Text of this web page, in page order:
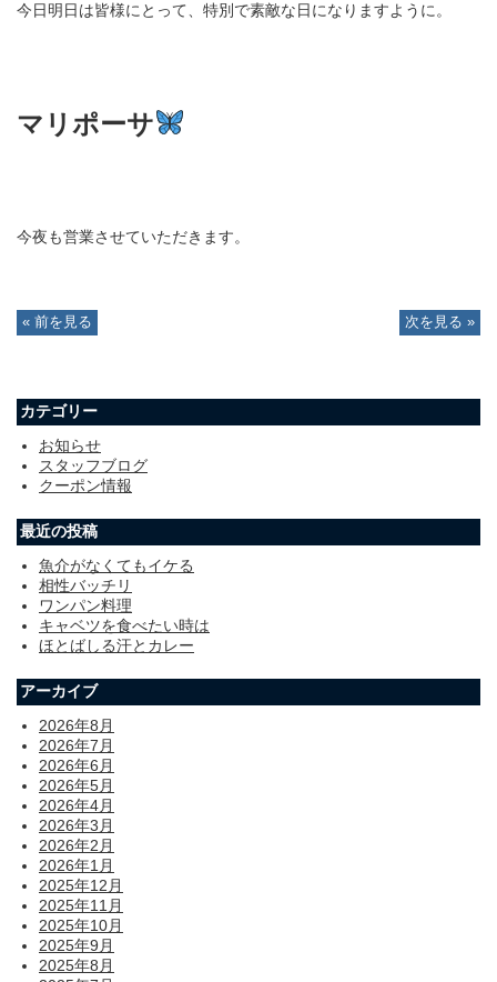
今日明日は皆様にとって、特別で素敵な日になりますように。
マリポーサ
今夜も営業させていただきます。
« 前を見る 次を見る »
カテゴリー
お知らせ
スタッフブログ
クーポン情報
最近の投稿
魚介がなくてもイケる
相性バッチリ
ワンパン料理
キャベツを食べたい時は
ほとばしる汗とカレー
アーカイブ
2026年8月
2026年7月
2026年6月
2026年5月
2026年4月
2026年3月
2026年2月
2026年1月
2025年12月
2025年11月
2025年10月
2025年9月
2025年8月